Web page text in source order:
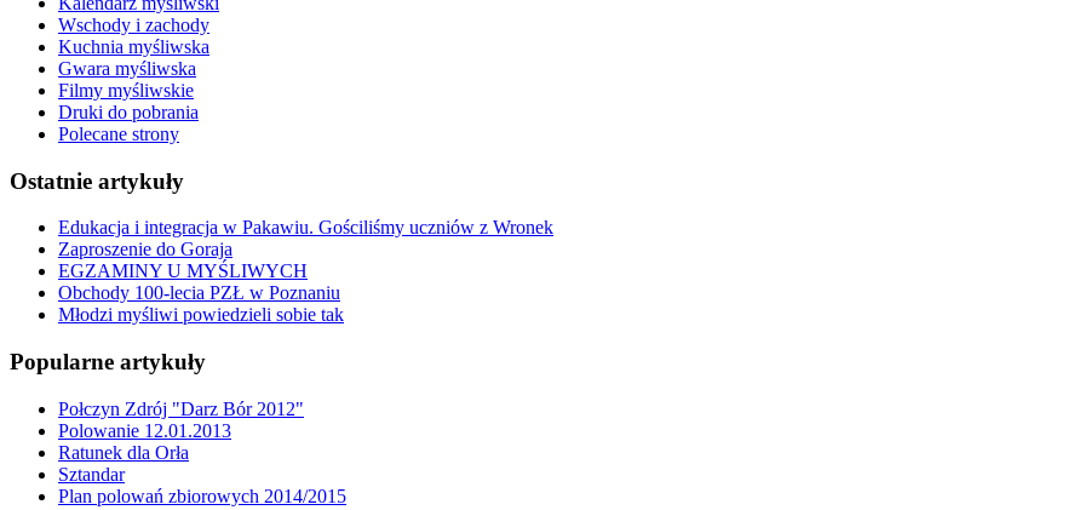
Wschody i zachody
Kuchnia myśliwska
Gwara myśliwska
Filmy myśliwskie
Druki do pobrania
Polecane strony
Ostatnie artykuły
Edukacja i integracja w Pakawiu. Gościliśmy uczniów z Wronek
Zaproszenie do Goraja
EGZAMINY U MYŚLIWYCH
Obchody 100-lecia PZŁ w Poznaniu
Młodzi myśliwi powiedzieli sobie tak
Popularne artykuły
Połczyn Zdrój "Darz Bór 2012"
Polowanie 12.01.2013
Ratunek dla Orła
Sztandar
Plan polowań zbiorowych 2014/2015